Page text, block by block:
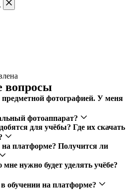
вопросы
предметной фотографией. У меня
фотоаппарат?
для учёбы? Где их скачать
платформе? Получится ли
нужно будет уделять учёбе?
обучении на платформе?